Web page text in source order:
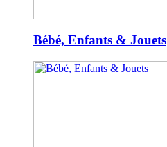
Bébé, Enfants & Jouets